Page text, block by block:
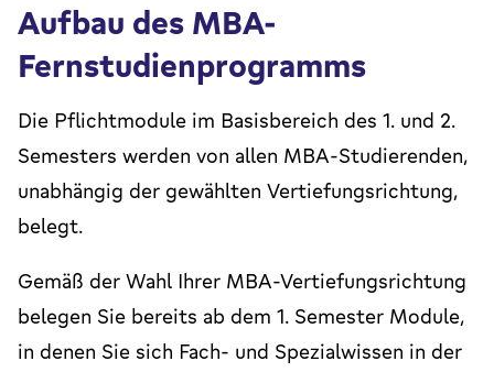
Aufbau des MBA-
Fernstudienprogramms
Die Pflichtmodule im Basisbereich des 1. und 2.
Semesters werden von allen MBA-Studierenden,
unabhängig der gewählten Vertiefungsrichtung,
belegt.
Gemäß der Wahl Ihrer MBA-Vertiefungsrichtung
belegen Sie bereits ab dem 1. Semester Module,
in denen Sie sich Fach- und Spezialwissen in der